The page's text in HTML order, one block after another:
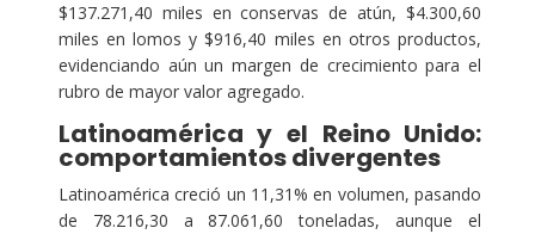
$137.271,40 miles en conservas de atún, $4.300,60
miles en lomos y $916,40 miles en otros productos,
evidenciando aún un margen de crecimiento para el
rubro de mayor valor agregado.
Latinoamérica y el Reino Unido:
comportamientos divergentes
Latinoamérica creció un 11,31% en volumen, pasando
de 78.216,30 a 87.061,60 toneladas, aunque el